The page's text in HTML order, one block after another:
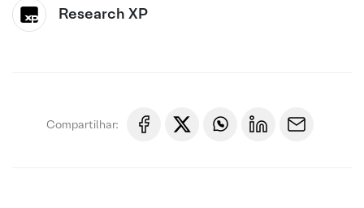
Research XP
Compartilhar: